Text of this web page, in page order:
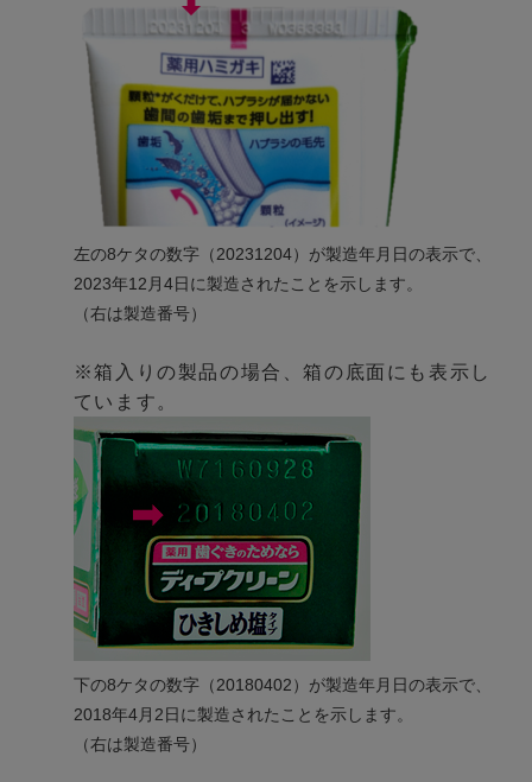
左の8ケタの数字（20231204）が製造年月日の表示で、
2023年12月4日に製造されたことを示します。
（右は製造番号）
※箱入りの製品の場合、箱の底面にも表示し
ています。
下の8ケタの数字（20180402）が製造年月日の表示で、
2018年4月2日に製造されたことを示します。
（右は製造番号）